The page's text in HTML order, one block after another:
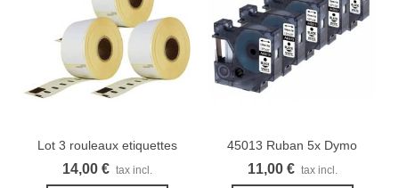
Lot 3 rouleaux etiquettes
Seiko...
14,00 € tax incl.
45013 Ruban 5x Dymo
Rubans...
11,00 € tax incl.